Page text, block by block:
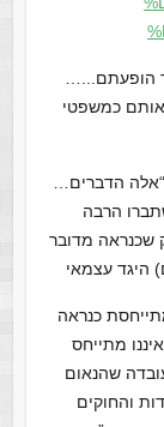
כמשפטי
הדברים…
הרבה
שכנראה מדובר
כנראה
מתייחס
שהנאום
והחוקים